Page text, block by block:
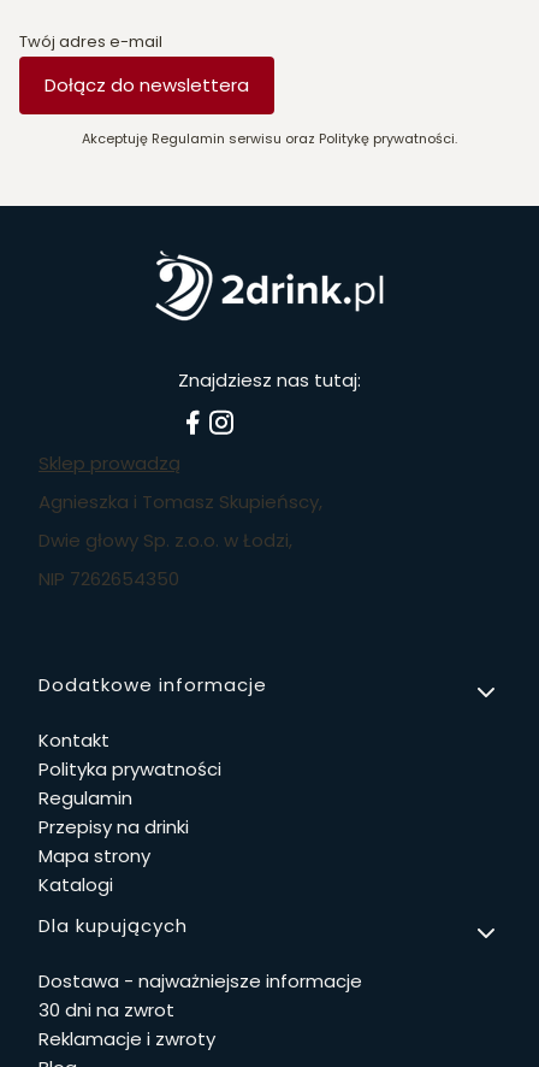
Twój adres e-mail
Dołącz do newslettera
Akceptuję Regulamin serwisu oraz Politykę prywatności.
Znajdziesz nas tutaj:
Sklep prowadzą
Agnieszka i Tomasz Skupieńscy,
Dwie głowy Sp. z.o.o. w Łodzi,
NIP 7262654350
Linki w stopce
Dodatkowe informacje
Kontakt
Polityka prywatności
Regulamin
Przepisy na drinki
Mapa strony
Katalogi
Dla kupujących
Dostawa - najważniejsze informacje
30 dni na zwrot
Reklamacje i zwroty